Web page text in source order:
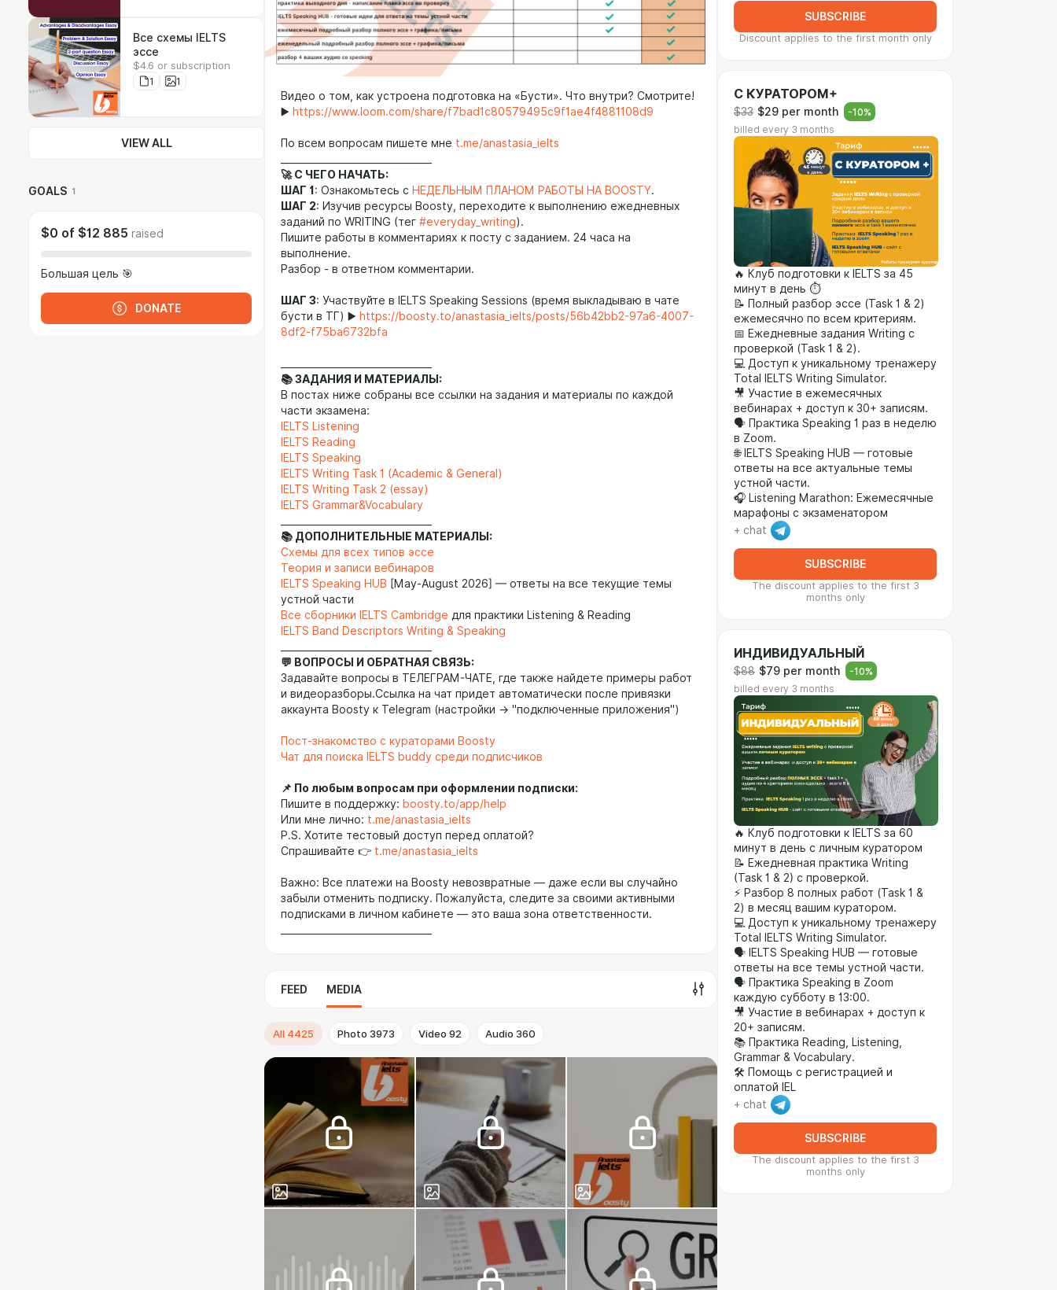
Все схемы IELTS
эссе
$4.6 or subscription
1
1
VIEW ALL
GOALS 1
$0 of $12 885 raised
Большая цель 🎯
DONATE
Видео о том, как устроена подготовка на «Бусти». Что внутри? Смотрите!
▶️ https://www.loom.com/share/f7bad1c80579495c9f1ae4f4881108d9
По всем вопросам пишете мне t.me/anastasia_ielts
🚀 С ЧЕГО НАЧАТЬ:
ШАГ 1 : Ознакомьтесь с НЕДЕЛЬНЫМ ПЛАНОМ РАБОТЫ НА BOOSTY.
ШАГ 2: Изучив ресурсы Boosty, переходите к выполнению ежедневных
заданий по WRITING (тег #everyday_writing).
Пишите работы в комментариях к посту с заданием. 24 часа на
выполнение.
Разбор - в ответном комментарии.
ШАГ 3: Участвуйте в IELTS Speaking Sessions (время выкладываю в чате
бусти в ТГ) ▶️ https://boosty.to/anastasia_ielts/posts/56b42bb2-97a6-4007-
8df2-f75ba6732bfa
📚 ЗАДАНИЯ И МАТЕРИАЛЫ:
В постах ниже собраны все ссылки на задания и материалы по каждой
части экзамена:
IELTS Listening
IELTS Reading
IELTS Speaking
IELTS Writing Task 1 (Academic & General)
IELTS Writing Task 2 (essay)
IELTS Grammar&Vocabulary
📚 ДОПОЛНИТЕЛЬНЫЕ МАТЕРИАЛЫ:
Схемы для всех типов эссе
Теория и записи вебинаров
IELTS Speaking HUB [May-August 2026] — ответы на все текущие темы
устной части
Все сборники IELTS Cambridge для практики Listening & Reading
IELTS Band Descriptors Writing & Speaking
💬 ВОПРОСЫ И ОБРАТНАЯ СВЯЗЬ:
Задавайте вопросы в ТЕЛЕГРАМ-ЧАТЕ, где также найдете примеры работ
и видеоразборы.Ссылка на чат придет автоматически после привязки
аккаунта Boosty к Telegram (настройки → "подключенные приложения")
Пост-знакомство с кураторами Boosty
Чат для поиска IELTS buddy среди подписчиков
📌 По любым вопросам при оформлении подписки:
Пишите в поддержку: boosty.to/app/help
Или мне лично: t.me/anastasia_ielts
P.S. Хотите тестовый доступ перед оплатой?
Спрашивайте 👉 t.me/anastasia_ielts
Важно: Все платежи на Boosty невозвратные — даже если вы случайно
забыли отменить подписку. Пожалуйста, следите за своими активными
подписками в личном кабинете — это ваша зона ответственности.
FEED MEDIA
All 4425 Photo 3973 Video 92 Audio 360
SUBSCRIBE
Discount applies to the first month only
С КУРАТОРОМ+
$33 $29 per month -10%
billed every 3 months
🔥 Клуб подготовки к IELTS за 45
минут в день ⏱
📝 Полный разбор эссе (Task 1 & 2)
ежемесячно по всем критериям.
📅 Ежедневные задания Writing с
проверкой (Task 1 & 2).
💻 Доступ к уникальному тренажеру
Total IELTS Writing Simulator.
🎥 Участие в ежемесячных
вебинарах + доступ к 30+ записям.
🗣️ Практика Speaking 1 раз в неделю
в Zoom.
🌐 IELTS Speaking HUB — готовые
ответы на все актуальные темы
устной части.
🎧 Listening Marathon: Ежемесячные
марафоны с экзаменатором
+ chat
SUBSCRIBE
The discount applies to the first 3
months only
ИНДИВИДУАЛЬНЫЙ
$88 $79 per month -10%
billed every 3 months
🔥 Клуб подготовки к IELTS за 60
минут в день с личным куратором
📝 Ежедневная практика Writing
(Task 1 & 2) с проверкой.
⚡ Разбор 8 полных работ (Task 1 &
2) в месяц вашим куратором.
💻 Доступ к уникальному тренажеру
Total IELTS Writing Simulator.
🗣️ IELTS Speaking HUB — готовые
ответы на все темы устной части.
🗣️ Практика Speaking в Zoom
каждую субботу в 13:00.
🎥 Участие в вебинарах + доступ к
20+ записям.
📚 Практика Reading, Listening,
Grammar & Vocabulary.
🛠️ Помощь с регистрацией и
оплатой IEL
+ chat
SUBSCRIBE
The discount applies to the first 3
months only